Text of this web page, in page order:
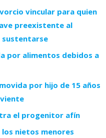
vincular para quien
preexistente al
sustentarse
por alimentos debidos a
por hijo de 15 años
el progenitor afín
nietos menores